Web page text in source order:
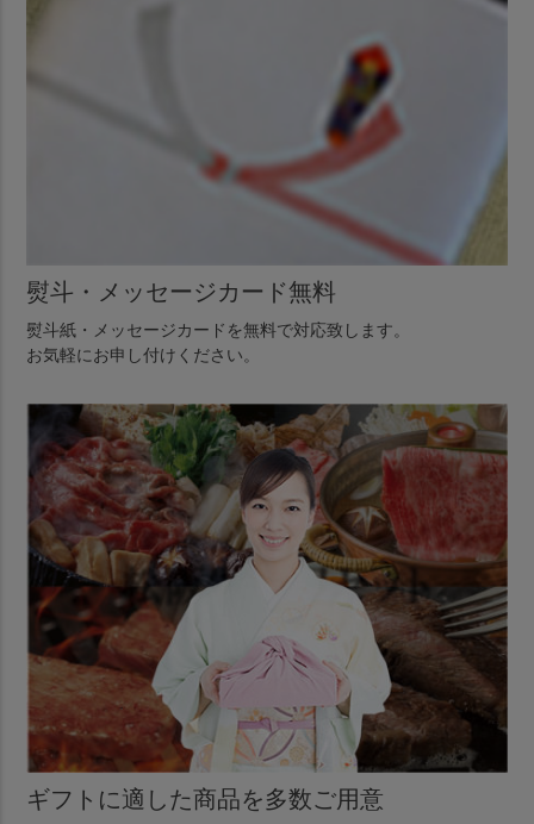
熨斗・メッセージカード無料
熨斗紙・メッセージカードを無料で対応致します。
お気軽にお申し付けください。
ギフトに適した商品を多数ご用意